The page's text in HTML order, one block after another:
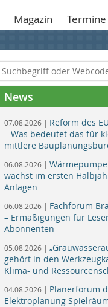
Magazin
News
07.08.2026 | Reform des
– Was bedeutet das für
mittlere
06.08.2026 |
wächst im ersten
Anlagen
06.08.2026 | Fachforum
– Ermäßigungen für
Abonnenten
05.08.2026 |
gehört in den
Klima- und
04.08.2026 | Planerforum
Elektroplanung